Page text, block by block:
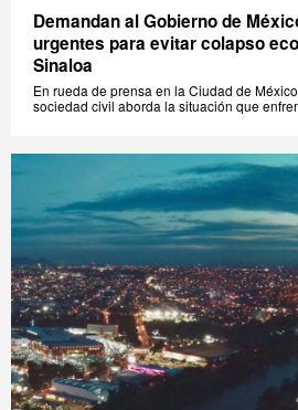
Demandan al Gobierno de
urgentes para evitar colapso
Sinaloa
En rueda de prensa en la Ciudad de
sociedad civil aborda la situación que